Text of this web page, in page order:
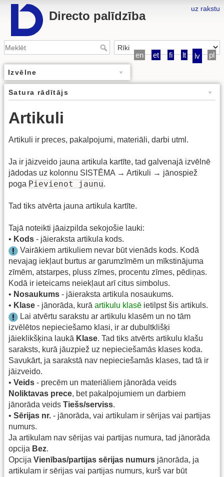
uz rakstu
Directo palīdzība
en et fi lt lv pl
Izvēlne
Satura rādītājs
Artikuli
Artikuli ir preces, pakalpojumi, materiāli, darbi utml.
Ja ir jāizveido jauna artikula kartīte, tad galvenajā izvēlnē
jādodas uz kolonnu SISTĒMA → Artikuli → jānospiež
poga Pievienot jaunu.
Tad tiks atvērta jauna artikula kartīte.
Tajā noteikti jāaizpilda sekojošie lauki:
• Kods - jāieraksta artikula kods.
Vairākiem artikuliem nevar būt vienāds kods. Kodā
nevajag iekļaut burtus ar garumzīmēm un mīkstinājuma
zīmēm, atstarpes, pluss zīmes, procentu zīmes, pēdiņas.
Kodā ir ieteicams neiekļaut arī citus simbolus.
• Nosaukums - jāieraksta artikula nosaukums.
• Klase - jānorāda, kurā artikulu klasē ietilpst šis artikuls.
Lai atvērtu sarakstu ar artikulu klasēm un no tām
izvēlētos nepieciešamo klasi, ir ar dubultklišķi
jāieklikšķina laukā Klase. Tad tiks atvērts artikulu klašu
saraksts, kurā jāuzpiež uz nepieciešamās klases koda.
Savukārt, ja sarakstā nav nepieciešamās klases, tad tā ir
jāizveido.
• Veids - precēm un materiāliem jānorāda veids
Noliktavas prece, bet pakalpojumiem un darbiem
jānorāda veids Tiešs/serviss.
• Sērijas nr. - jānorāda, vai artikulam ir sērijas vai partijas
numurs.
Ja artikulam nav sērijas vai partijas numura, tad jānorāda
opcija Bez.
Opcija Vienības/partijas sērijas numurs jānorāda, ja
artikulam ir sērijas vai partijas numurs, kurš var būt